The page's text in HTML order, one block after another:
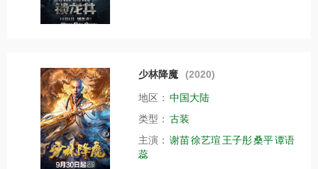
少林降魔 (2020)
地区： 中国大陆
类型： 古装
主演： 谢苗徐艺瑄 王子彤桑平谭语
蕊